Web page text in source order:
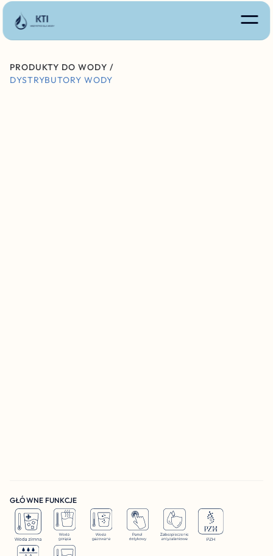
PRODUKTY DO WODY /
DYSTRYBUTORY WODY
GŁÓWNE FUNKCJE